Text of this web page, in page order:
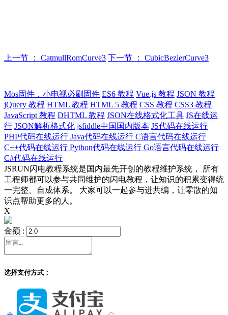
上一节 ： CatmullRomCurve3 下一节 ： CubicBezierCurve3
Mos固件，小电视必刷固件 ES6 教程 Vue.js 教程 JSON 教程
jQuery 教程 HTML 教程 HTML 5 教程 CSS 教程 CSS3 教程
JavaScript 教程 DHTML 教程 JSON在线格式化工具 JS在线运
行 JSON解析格式化 jsfiddle中国国内版本 JS代码在线运行
PHP代码在线运行 Java代码在线运行 C语言代码在线运行
C++代码在线运行 Python代码在线运行 Go语言代码在线运行
C#代码在线运行
JSRUN闪电教程系统是国内最先开创的教程维护系统， 所有
工程师都可以参与共同维护的闪电教程，让知识的积累变得统
一完整、自成体系。 大家可以一起参与进共编，让零散的知
识点帮助更多的人。
X
金额 :
选择支付方式：